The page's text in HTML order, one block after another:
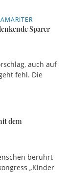
Sparer
auch auf
fehl. Die
dem
berührt
„Kinder